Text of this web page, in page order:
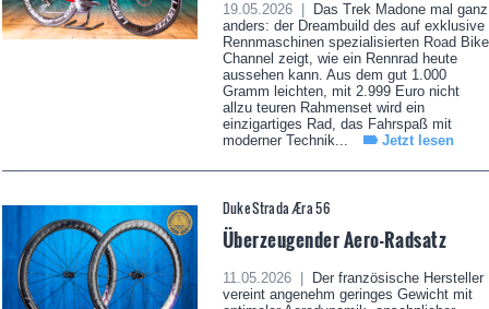
19.05.2026 |
Das Trek Madone mal ganz
anders: der Dreambuild des auf exklusive
Rennmaschinen spezialisierten Road Bike
Channel zeigt, wie ein Rennrad heute
aussehen kann. Aus dem gut 1.000
Gramm leichten, mit 2.999 Euro nicht
allzu teuren Rahmenset wird ein
einzigartiges Rad, das Fahrspaß mit
moderner Technik...
Jetzt lesen
Duke Strada Æra 56
Überzeugender Aero-Radsatz
11.05.2026 |
Der französische Hersteller
vereint angenehm geringes Gewicht mit